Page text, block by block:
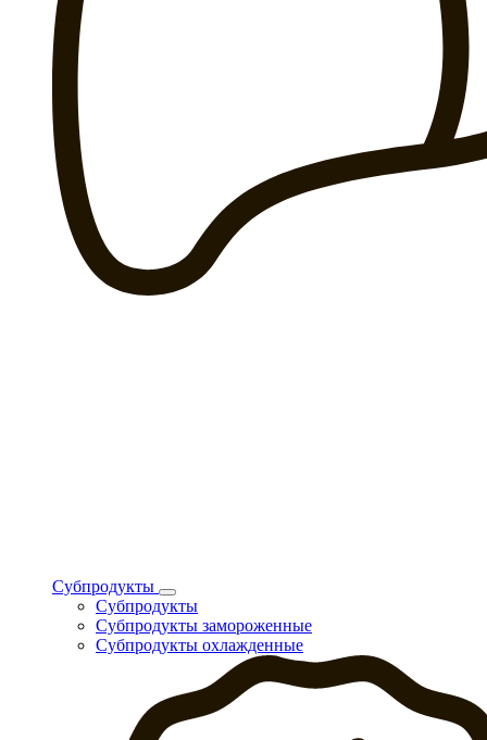
Субпродукты
Субпродукты
Субпродукты замороженные
Субпродукты охлажденные